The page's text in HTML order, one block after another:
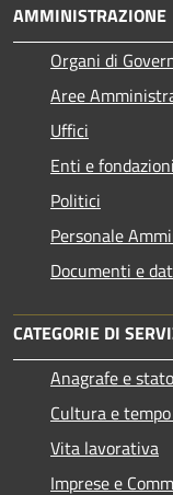
AMMINISTRAZIONE
Organi di
Aree
Uffici
Enti e fondazioni
Politici
Personale
Documenti e
CATEGORIE DI
Anagrafe e
Cultura e
Vita lavorativa
Imprese e